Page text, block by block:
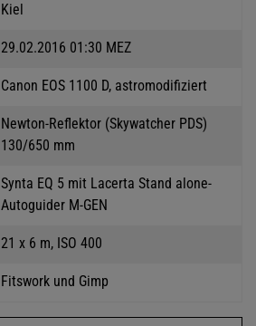
Kiel
29.02.2016 01:30 MEZ
Canon EOS 1100 D, astromodifiziert
Newton-Reflektor (Skywatcher PDS)
130/650 mm
Synta EQ 5 mit Lacerta Stand alone-
Autoguider M-GEN
21 x 6 m, ISO 400
Fitswork und Gimp